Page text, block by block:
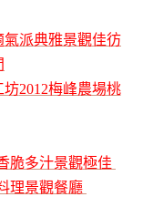
派典雅景觀佳彷
坊2012梅峰農場桃
脆多汁景觀極佳
理景觀餐廳